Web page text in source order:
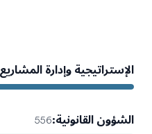
الإستراتيجية وإدارة المشاريع
الشؤون القانونية:
556